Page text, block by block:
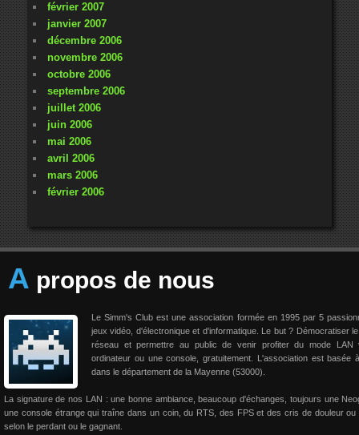
février 2007
janvier 2007
décembre 2006
novembre 2006
octobre 2006
septembre 2006
juillet 2006
juin 2006
mai 2006
avril 2006
mars 2006
février 2006
A propos de nous
Le Simm's Club est une association formée en 1995 par 5
jeux vidéo, d'électronique et d'informatique. Le but ? Démocratiser
réseau et permettre au public de venir profiter du mode LAN
ordinateur ou une console, gratuitement. L'association est basée
dans le département de la Mayenne (53000).
La signature de nos LAN : une bonne ambiance, beaucoup d'échanges, toujours une
une console étrange qui traîne dans un coin, du RTS, des FPS et des cris de douleur ou
selon le perdant ou le gagnant.